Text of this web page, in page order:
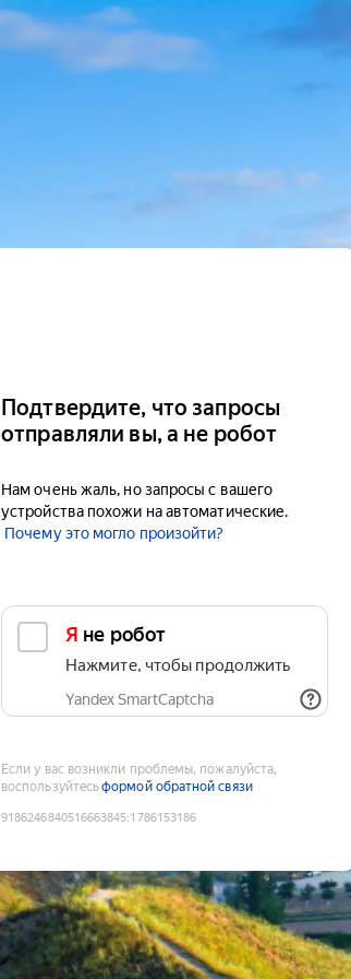
Подтвердите, что запросы
отправляли вы, а не робот
Нам очень жаль, но запросы с вашего
устройства похожи на автоматические.
Почему это могло произойти?
Я не робот
Нажмите, чтобы продолжить
Yandex SmartCaptcha
Если у вас возникли проблемы, пожалуйста,
воспользуйтесьформой обратной связи
9186246840516663845:1786153186